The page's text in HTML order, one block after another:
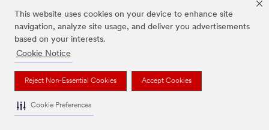
This website uses cookies on your device to enhance site
navigation, analyze site usage, and deliver you advertisements
based on your interests.
Cookie Notice
Reject Non-Essential Cookies Accept Cookies
Cookie Preferences